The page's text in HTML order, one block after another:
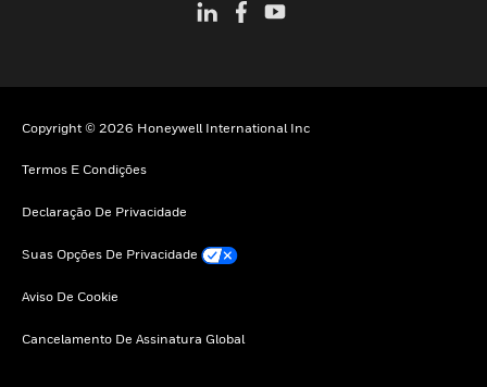
Copyright © 2026 Honeywell International Inc
Termos E Condições
Declaração De Privacidade
Suas Opções De Privacidade
Aviso De Cookie
Cancelamento De Assinatura Global